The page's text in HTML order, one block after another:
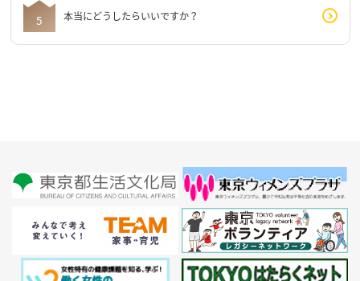
本当にどうしたらいいですか？